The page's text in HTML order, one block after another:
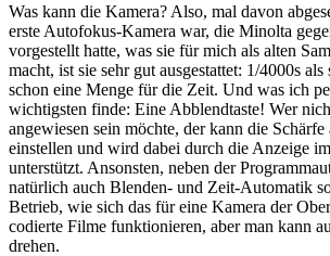
Was kann die Kamera? Also, mal davon
erste Autofokus-Kamera war, die Minolta
vorgestellt hatte, was sie für mich als alten
macht, ist sie sehr gut ausgestattet: 1/4000s
schon eine Menge für die Zeit. Und was ich
wichtigsten finde: Eine Abblendtaste! Wer
angewiesen sein möchte, der kann die Schärfe
einstellen und wird dabei durch die Anzeige
unterstützt. Ansonsten, neben der
natürlich auch Blenden- und Zeit-Automatik
Betrieb, wie sich das für eine Kamera der
codierte Filme funktionieren, aber man kann
drehen.